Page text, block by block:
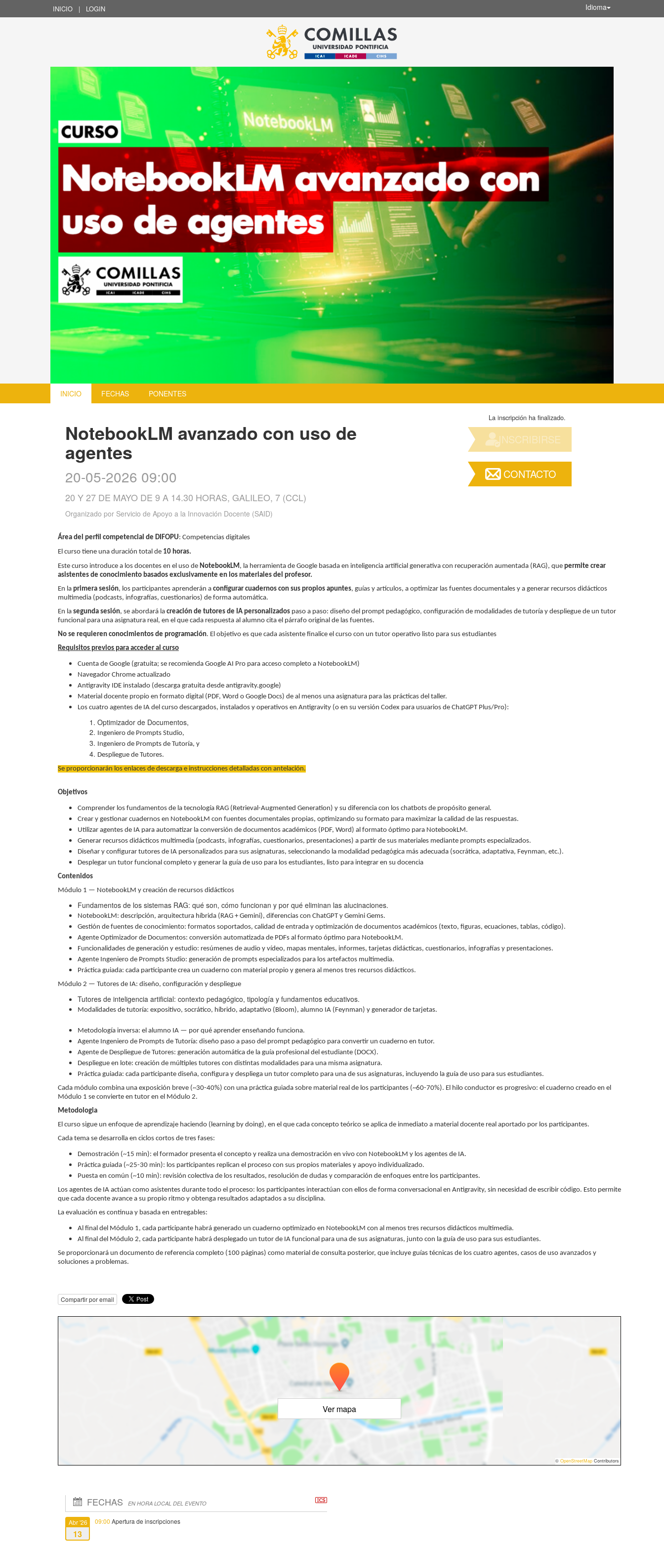
INICIO | LOGIN Idioma
INICIO FECHAS PONENTES
NotebookLM avanzado con uso de
agentes
20-05-2026 09:00
20 Y 27 DE MAYO DE 9 A 14.30 HORAS, GALILEO, 7 (CCL)
Organizado por Servicio de Apoyo a la Innovación Docente (SAID)
La inscripción ha finalizado.
INSCRIBIRSE
CONTACTO
Área del perfil competencial de DIFOPU: Competencias digitales
El curso tiene una duración total de 10 horas.
Este curso introduce a los docentes en el uso de NotebookLM , la herramienta de Google basada en inteligencia artificial generativa con recuperación aumentada (RAG), que permite crear
asistentes de conocimiento basados exclusivamente en los materiales del profesor.
En la primera sesión, los participantes aprenderán a configurar cuadernos con sus propios apuntes, guías y artículos, a optimizar las fuentes documentales y a generar recursos didácticos
multimedia (podcasts, infografías, cuestionarios) de forma automática.
En la segunda sesión, se abordará la creación de tutores de IA personalizados paso a paso: diseño del prompt pedagógico, configuración de modalidades de tutoría y despliegue de un tutor
funcional para una asignatura real, en el que cada respuesta al alumno cita el párrafo original de las fuentes.
No se requieren conocimientos de programación. El objetivo es que cada asistente finalice el curso con un tutor operativo listo para sus estudiantes
Requisitos previos para acceder al curso
Cuenta de Google (gratuita; se recomienda Google AI Pro para acceso completo a NotebookLM)
Navegador Chrome actualizado
Antigravity IDE instalado (descarga gratuita desde antigravity.google)
Material docente propio en formato digital (PDF, Word o Google Docs) de al menos una asignatura para las prácticas del taller.
Los cuatro agentes de IA del curso descargados, instalados y operativos en Antigravity (o en su versión Codex para usuarios de ChatGPT Plus/Pro):
Optimizador de Documentos,
Ingeniero de Prompts Studio,
Ingeniero de Prompts de Tutoría, y
Despliegue de Tutores.
Se proporcionarán los enlaces de descarga e instrucciones detalladas con antelación.
Objetivos
Comprender los fundamentos de la tecnología RAG (Retrieval-Augmented Generation) y su diferencia con los chatbots de propósito general.
Crear y gestionar cuadernos en NotebookLM con fuentes documentales propias, optimizando su formato para maximizar la calidad de las respuestas.
Utilizar agentes de IA para automatizar la conversión de documentos académicos (PDF, Word) al formato óptimo para NotebookLM.
Generar recursos didácticos multimedia (podcasts, infografías, cuestionarios, presentaciones) a partir de sus materiales mediante prompts especializados.
Diseñar y configurar tutores de IA personalizados para sus asignaturas, seleccionando la modalidad pedagógica más adecuada (socrática, adaptativa, Feynman, etc.).
Desplegar un tutor funcional completo y generar la guía de uso para los estudiantes, listo para integrar en su docencia
Contenidos
Módulo 1 — NotebookLM y creación de recursos didácticos
Fundamentos de los sistemas RAG: qué son, cómo funcionan y por qué eliminan las alucinaciones.
NotebookLM: descripción, arquitectura híbrida (RAG + Gemini), diferencias con ChatGPT y Gemini Gems.
Gestión de fuentes de conocimiento: formatos soportados, calidad de entrada y optimización de documentos académicos (texto, figuras, ecuaciones, tablas, código).
Agente Optimizador de Documentos: conversión automatizada de PDFs al formato óptimo para NotebookLM.
Funcionalidades de generación y estudio: resúmenes de audio y vídeo, mapas mentales, informes, tarjetas didácticas, cuestionarios, infografías y presentaciones.
Agente Ingeniero de Prompts Studio: generación de prompts especializados para los artefactos multimedia.
Práctica guiada: cada participante crea un cuaderno con material propio y genera al menos tres recursos didácticos.
Módulo 2 — Tutores de IA: diseño, configuración y despliegue
Tutores de inteligencia artificial: contexto pedagógico, tipología y fundamentos educativos.
Modalidades de tutoría: expositivo, socrático, híbrido, adaptativo (Bloom), alumno IA (Feynman) y generador de tarjetas.
Metodología inversa: el alumno IA — por qué aprender enseñando funciona.
Agente Ingeniero de Prompts de Tutoría: diseño paso a paso del prompt pedagógico para convertir un cuaderno en tutor.
Agente de Despliegue de Tutores: generación automática de la guía profesional del estudiante (DOCX).
Despliegue en lote: creación de múltiples tutores con distintas modalidades para una misma asignatura.
Práctica guiada: cada participante diseña, configura y despliega un tutor completo para una de sus asignaturas, incluyendo la guía de uso para sus estudiantes.
Cada módulo combina una exposición breve (~30-40%) con una práctica guiada sobre material real de los participantes (~60-70%). El hilo conductor es progresivo: el cuaderno creado en el
Módulo 1 se convierte en tutor en el Módulo 2.
Metodologia
El curso sigue un enfoque de aprendizaje haciendo (learning by doing), en el que cada concepto teórico se aplica de inmediato a material docente real aportado por los participantes.
Cada tema se desarrolla en ciclos cortos de tres fases:
Demostración (~15 min): el formador presenta el concepto y realiza una demostración en vivo con NotebookLM y los agentes de IA.
Práctica guiada (~25-30 min): los participantes replican el proceso con sus propios materiales y apoyo individualizado.
Puesta en común (~10 min): revisión colectiva de los resultados, resolución de dudas y comparación de enfoques entre los participantes.
Los agentes de IA actúan como asistentes durante todo el proceso: los participantes interactúan con ellos de forma conversacional en Antigravity, sin necesidad de escribir código. Esto permite
que cada docente avance a su propio ritmo y obtenga resultados adaptados a su disciplina.
La evaluación es continua y basada en entregables:
Al final del Módulo 1, cada participante habrá generado un cuaderno optimizado en NotebookLM con al menos tres recursos didácticos multimedia.
Al final del Módulo 2, cada participante habrá desplegado un tutor de IA funcional para una de sus asignaturas, junto con la guía de uso para sus estudiantes.
Se proporcionará un documento de referencia completo (100 páginas) como material de consulta posterior, que incluye guías técnicas de los cuatro agentes, casos de uso avanzados y
soluciones a problemas.
Compartir por email
Ver mapa
© OpenStreetMap Contributors
FECHAS EN HORA LOCAL DEL EVENTO
Abr '26
13
09:00 Apertura de inscripciones